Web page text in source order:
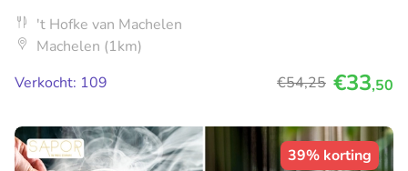
't Hofke van Machelen
Machelen (1km)
Verkocht: 109
€54,25 €33,50
39% korting